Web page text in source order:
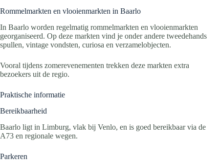
Rommelmarkten en vlooienmarkten in Baarlo
In Baarlo worden regelmatig rommelmarkten en vlooienmarkten
georganiseerd. Op deze markten vind je onder andere tweedehands
spullen, vintage vondsten, curiosa en verzamelobjecten.
Vooral tijdens zomerevenementen trekken deze markten extra
bezoekers uit de regio.
Praktische informatie
Bereikbaarheid
Baarlo ligt in Limburg, vlak bij Venlo, en is goed bereikbaar via de
A73 en regionale wegen.
Parkeren